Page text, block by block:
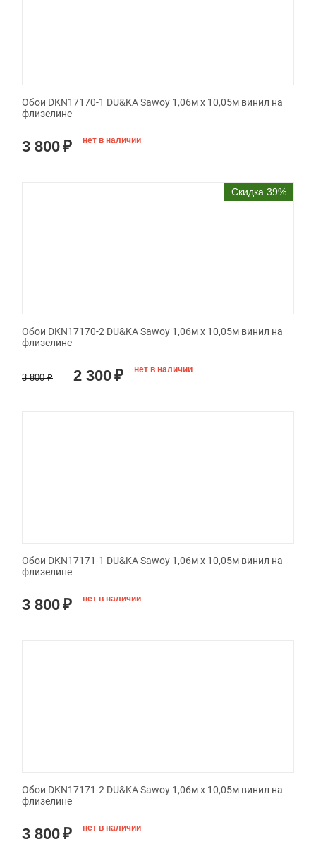
Обои DKN17170-1 DU&KA Sawoy 1,06м х 10,05м винил на
флизелине
3 800₽ нет в наличии
Скидка 39%
Обои DKN17170-2 DU&KA Sawoy 1,06м х 10,05м винил на
флизелине
3 800 ₽ 2 300₽ нет в наличии
Обои DKN17171-1 DU&KA Sawoy 1,06м х 10,05м винил на
флизелине
3 800₽ нет в наличии
Обои DKN17171-2 DU&KA Sawoy 1,06м х 10,05м винил на
флизелине
3 800₽ нет в наличии